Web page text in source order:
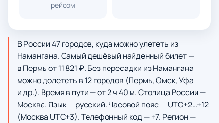
рейсом
В России 47 городов, куда можно улететь из
Намангана. Самый дешёвый найденный билет —
в Пермь от 11 821 ₽. Без пересадки из Намангана
можно долететь в 12 городов (Пермь, Омск, Уфа
и др.). Время в пути — от 2 ч 40 м. Столица России —
Москва. Язык — русский. Часовой пояс — UTC+2…+12
(Москва UTC+3). Телефонный код — +7. Регион —